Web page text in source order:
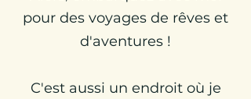
pour des voyages de rêves et
d'aventures !
C'est aussi un endroit où je